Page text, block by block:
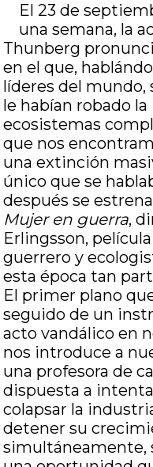
El 23 de
una semana, la
Thunberg
en el que,
líderes del mundo,
le habían robado
ecosistemas
que nos
una extinción
único que se
después se
Mujer en guerra,
Erlingsson,
guerrero y
esta época tan
El primer plano
seguido de un
acto vandálico en
nos introduce a
una profesora de
dispuesta a
colapsar la
detener su
simultáneamente,